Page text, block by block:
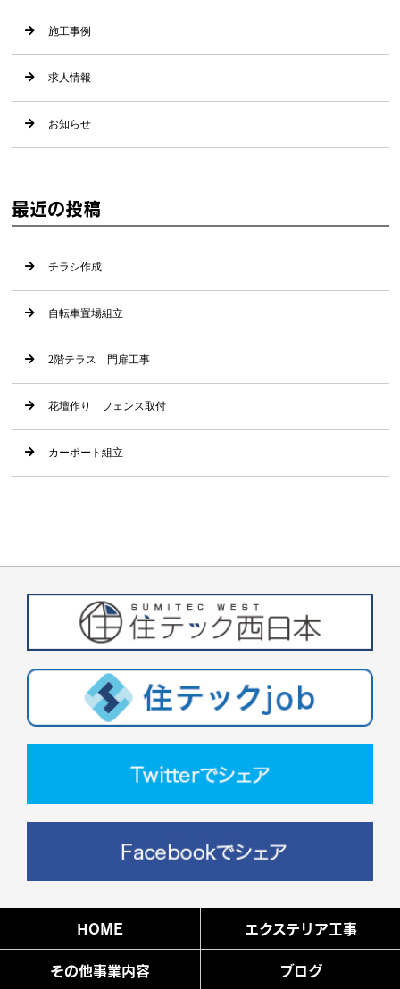
施工事例
求人情報
お知らせ
最近の投稿
チラシ作成
自転車置場組立
2階テラス 門扉工事
花壇作り フェンス取付
カーポート組立
HOME エクステリア工事
その他事業内容 ブログ